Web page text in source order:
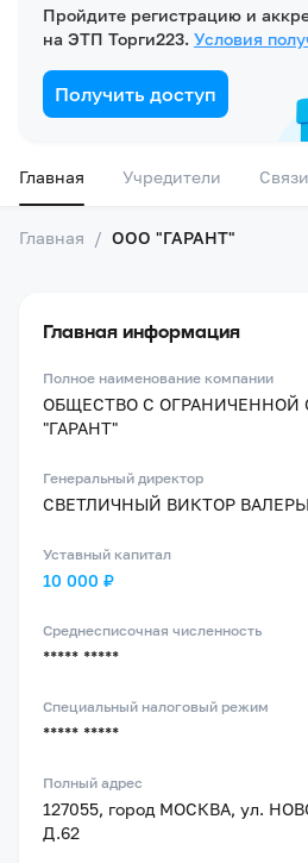
Пройдите регистрацию и
на ЭТП Торги223. Условия
Получить доступ
Главная Учредители Связи
Главная / ООО "ГАРАНТ"
Главная информация
Полное наименование компании
ОБЩЕСТВО С ОГРАНИЧЕННОЙ
"ГАРАНТ"
Генеральный директор
СВЕТЛИЧНЫЙ ВИКТОР
Уставный капитал
10 000 ₽
Среднесписочная численность
***** *****
Специальный налоговый режим
***** *****
Полный адрес
127055, город МОСКВА, ул.
Д.62